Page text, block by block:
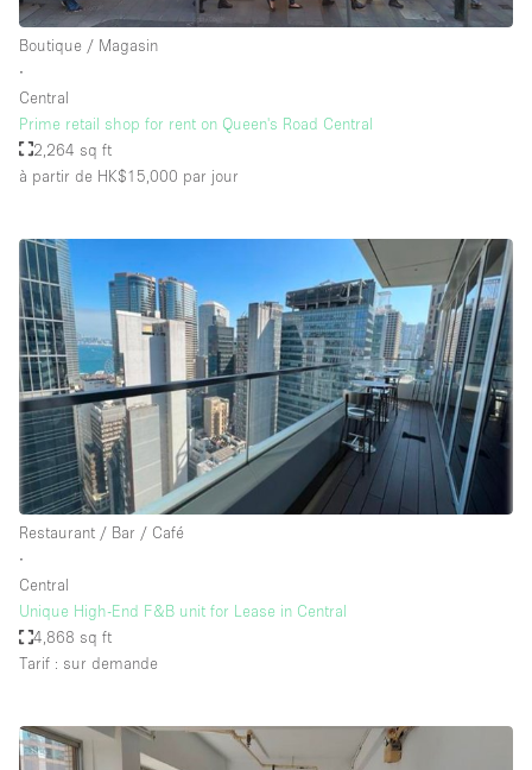
Boutique / Magasin
∙
Central
Prime retail shop for rent on Queen's Road Central
2,264 sq ft
à partir de HK$15,000 par jour
Restaurant / Bar / Café
∙
Central
Unique High-End F&B unit for Lease in Central
4,868 sq ft
Tarif : sur demande